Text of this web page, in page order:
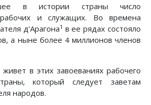
в истории страны число
рабочих и служащих. Во времена
д’Арагона1 в ее рядах состояло
а ныне более 4 миллионов членов
в этих завоеваниях рабочего
который следует заветам
народов.